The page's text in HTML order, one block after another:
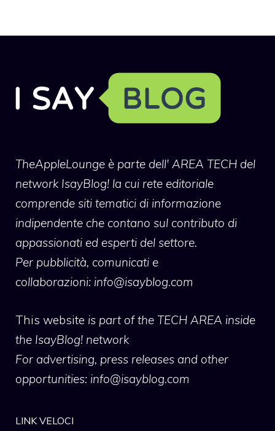
TheAppleLounge è parte dell' AREA TECH del
network IsayBlog! la cui rete editoriale
comprende siti tematici di informazione
indipendente che contano sul contributo di
appassionati ed esperti del settore.
Per pubblicità, comunicati e
collaborazioni: info@isayblog.com
This website is part of the TECH AREA inside
the IsayBlog! network
For advertising, press releases and other
opportunities: info@isayblog.com
LINK VELOCI